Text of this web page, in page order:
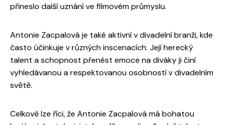
přineslo další uznání ve filmovém průmyslu.
Antonie Zacpalová je také aktivní v divadelní branži, kde
často účinkuje v různých inscenacích. Její herecký
talent a schopnost přenést emoce na diváky ji činí
vyhledávanou a respektovanou osobností v divadelním
světě.
Celkově lze říci, že Antonie Zacpalová má bohatou